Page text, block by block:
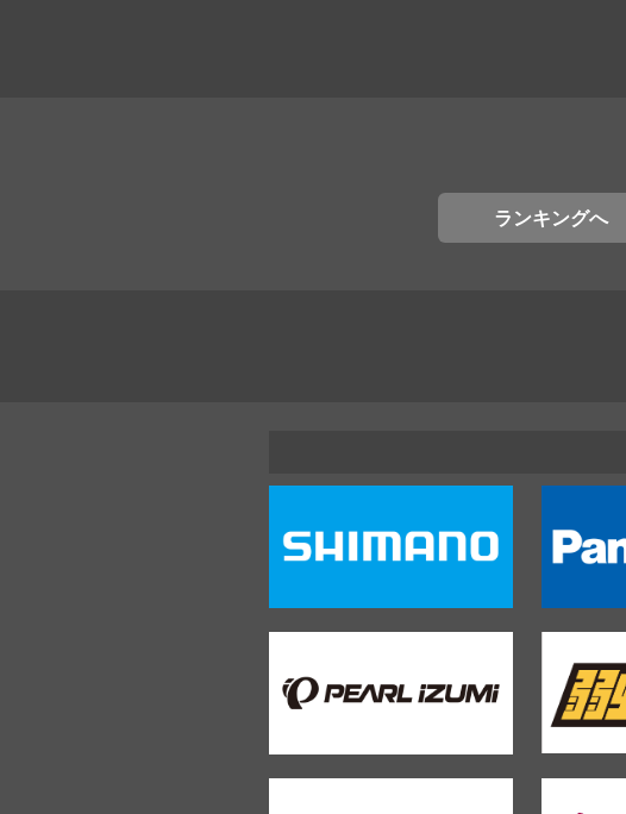
ランキングへ